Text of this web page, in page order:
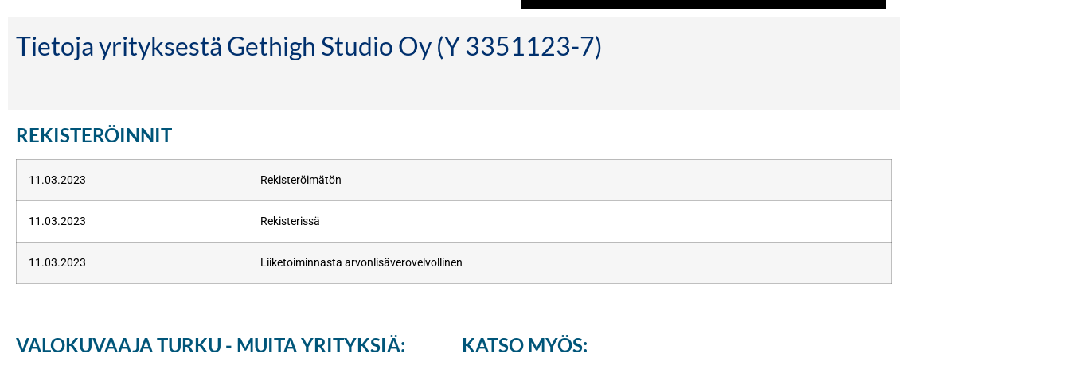
Tietoja yrityksestä Gethigh Studio Oy (Y 3351123-7)
REKISTERÖINNIT
11.03.2023 Rekisteröimätön
11.03.2023 Rekisterissä
11.03.2023 Liiketoiminnasta arvonlisäverovelvollinen
VALOKUVAAJA TURKU - MUITA YRITYKSIÄ: KATSO MYÖS: